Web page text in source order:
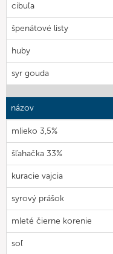
cibuľa
špenátové listy
huby
syr gouda
názov
mlieko 3,5%
šľahačka 33%
kuracie vajcia
syrový prášok
mleté čierne korenie
soľ